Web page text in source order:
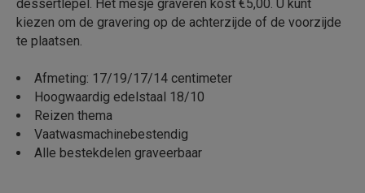
dessertlepel. Het mesje graveren kost €5,00. U kunt
kiezen om de gravering op de achterzijde of de voorzijde
te plaatsen.
Afmeting: 17/19/17/14 centimeter
Hoogwaardig edelstaal 18/10
Reizen thema
Vaatwasmachinebestendig
Alle bestekdelen graveerbaar